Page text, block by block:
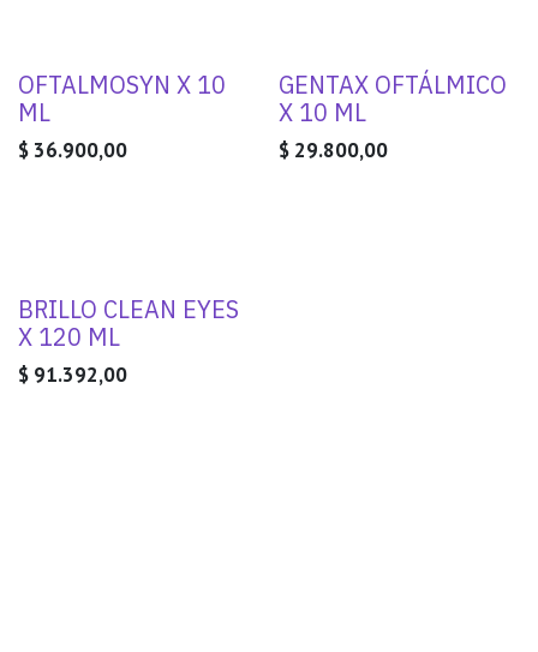
OFTALMOSYN X 10
ML
$ 36.900,00
GENTAX OFTÁLMICO
X 10 ML
$ 29.800,00
BRILLO CLEAN EYES
X 120 ML
$ 91.392,00